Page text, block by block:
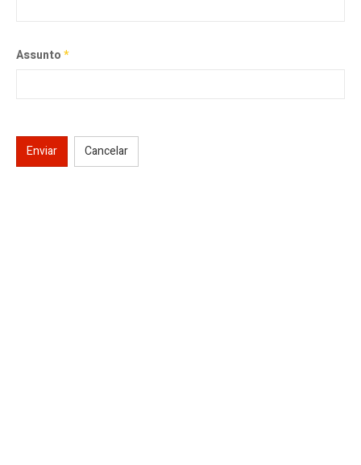
Assunto*
Enviar Cancelar